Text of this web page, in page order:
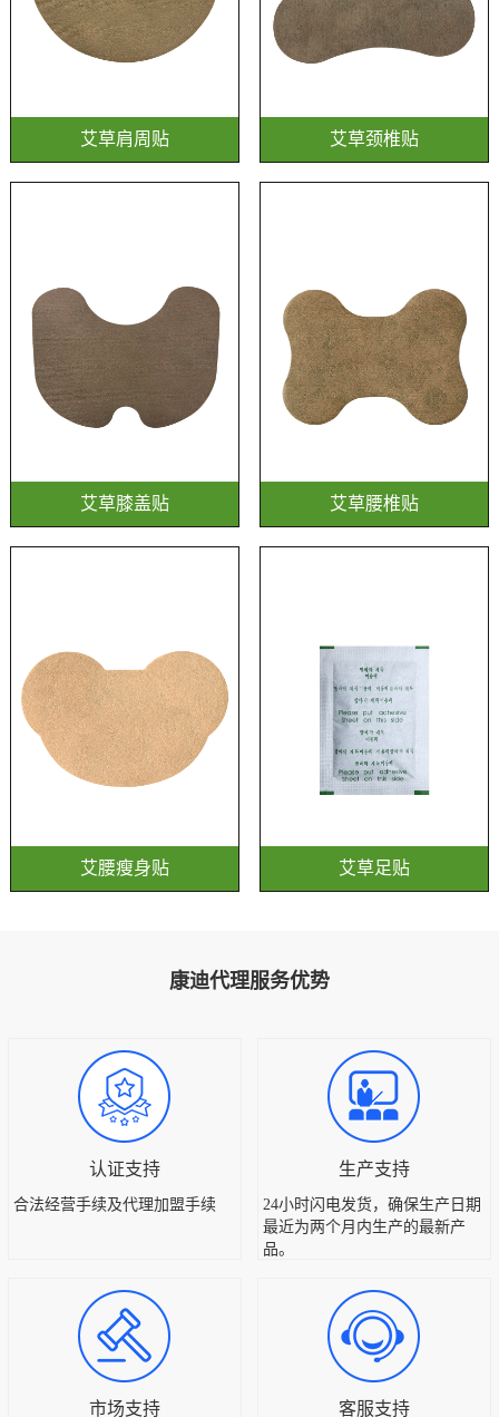
艾草肩周贴 艾草颈椎贴
艾草膝盖贴 艾草腰椎贴
艾腰瘦身贴 艾草足贴
康迪代理服务优势
认证支持
合法经营手续及代理加盟手续
生产支持
24小时闪电发货，确保生产日期
最近为两个月内生产的最新产
品。
市场支持 客服支持